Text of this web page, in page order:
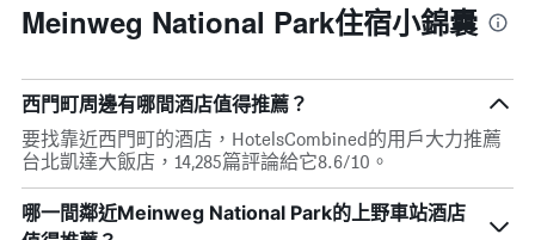
Meinweg National Park住宿小錦囊
西門町周邊有哪間酒店值得推薦？
要找靠近西門町的酒店，HotelsCombined的用戶大力推薦
台北凱達大飯店，14,285篇評論給它8.6/10。
哪一間鄰近Meinweg National Park的上野車站酒店